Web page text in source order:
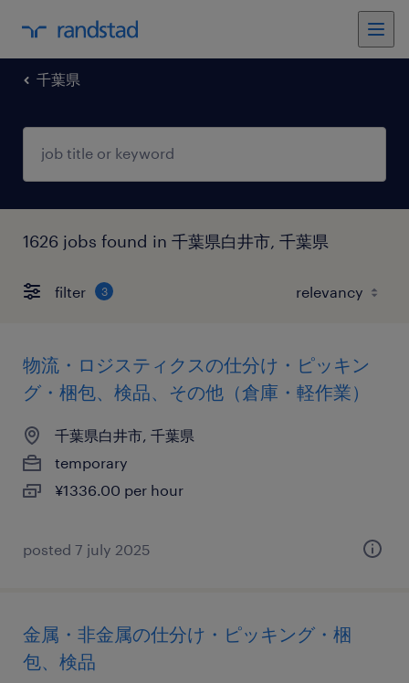
千葉県
1626 jobs found in 千葉県白井市, 千葉県
filter 3
物流・ロジスティクスの仕分け・ピッキン
グ・梱包、検品、その他（倉庫・軽作業）
千葉県白井市, 千葉県
temporary
¥1336.00 per hour
posted 7 july 2025
金属・非金属の仕分け・ピッキング・梱
包、検品